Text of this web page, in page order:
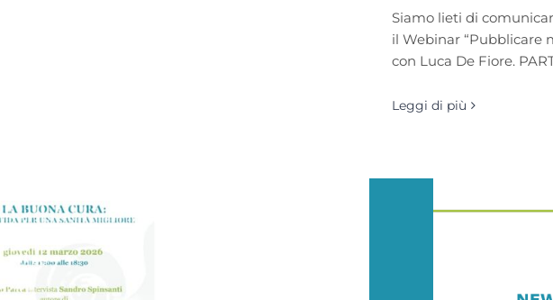
Siamo lieti di
il Webinar “Pubblicare
con Luca De Fiore.
Leggi di più